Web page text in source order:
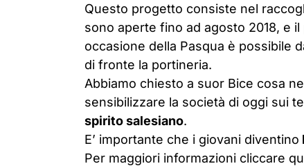
Questo progetto consiste nel
sono aperte fino ad agosto 2018, e
occasione della Pasqua è possibile
di fronte la portineria.
Abbiamo chiesto a suor Bice cosa
sensibilizzare la società di oggi sui
spirito salesiano.
E’ importante che i giovani diventino
Per maggiori informazioni cliccare